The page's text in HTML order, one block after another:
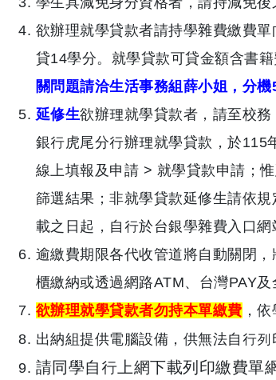
欲辦理就學貸款者請持學雜費繳費單
貸14學分。就學貸款可貸金額含書
關問 題請洽生活事務組薛小姐，分
延修生欲辦理就學貸款者，請至校
銀行虎尾分行辦理就學貸款，於115
線上填報及申請 > 就學貸款申請；
篩選結果；非就學貸款延修生請依規
載之日起，自行於台銀學雜費入口網
逾繳費期限各代收管道將自動關閉
櫃繳納或透過網路ATM、 台灣PAY
欲辦理就學貸款者勿持本單繳費 ，
出納組提供電腦設備，供無法自行列
請同學自行上網下載列印繳費單